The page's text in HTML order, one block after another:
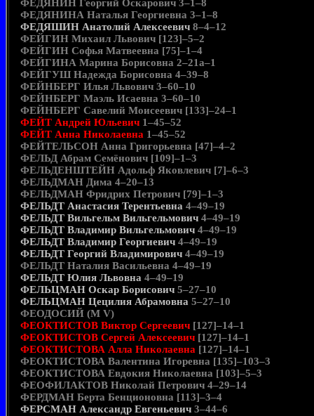
ФЕДЯНИН Георгий Оскарович 3–1–8
ФЕДЯНИНА Наталья Георгиевна 3–1–8
ФЕДЯШИН Анатолий Алексеевич 8–4–12
ФЕЙГИН Михаил Львович [123]–5–2
ФЕЙГИН Софья Матвеевна [75]–1–4
ФЕЙГИНА Марина Борисовна 2–21а–1
ФЕЙГУШ Надежда Борисовна 4–39–8
ФЕЙНБЕРГ Илья Львович 3–60–10
ФЕЙНБЕРГ Маэль Исаевна 3–60–10
ФЕЙНБЕРГ Савелий Моисеевич [133]–24–1
ФЕЙТ Андрей Юльевич 1–45–52
ФЕЙТ Анна Николаевна 1–45–52
ФЕЙТЕЛЬСОН Анна Григорьевна [47]–4–2
ФЕЛЬД Абрам Семёнович [109]–1–3
ФЕЛЬДЕНШТЕЙН Адольф Яковлевич [7]–6–3
ФЕЛЬДМАН Дима 4–20–13
ФЕЛЬДМАН Фридрих Петрович [79]–1–3
ФЕЛЬДТ Анастасия Терентьевна 4–49–19
ФЕЛЬДТ Вильгельм Вильгельмович 4–49–19
ФЕЛЬДТ Владимир Вильгельмович 4–49–19
ФЕЛЬДТ Владимир Георгиевич 4–49–19
ФЕЛЬДТ Георгий Владимирович 4–49–19
ФЕЛЬДТ Наталия Васильевна 4–49–19
ФЕЛЬДТ Юлия Львовна 4–49–19
ФЕЛЬЦМАН Оскар Борисович 5–27–10
ФЕЛЬЦМАН Цецилия Абрамовна 5–27–10
ФЕОДОСИЙ (М V)
ФЕОКТИСТОВ Виктор Сергеевич [127]–14–1
ФЕОКТИСТОВ Сергей Алексеевич [127]–14–1
ФЕОКТИСТОВА Алла Николаевна [127]–14–1
ФЕОКТИСТОВА Валентина Игоревна [135]–103–3
ФЕОКТИСТОВА Евдокия Николаевна [103]–5–3
ФЕОФИЛАКТОВ Николай Петрович 4–29–14
ФЕРДМАН Берта Бенционовна [113]–3–4
ФЕРСМАН Александр Евгеньевич 3–44–6